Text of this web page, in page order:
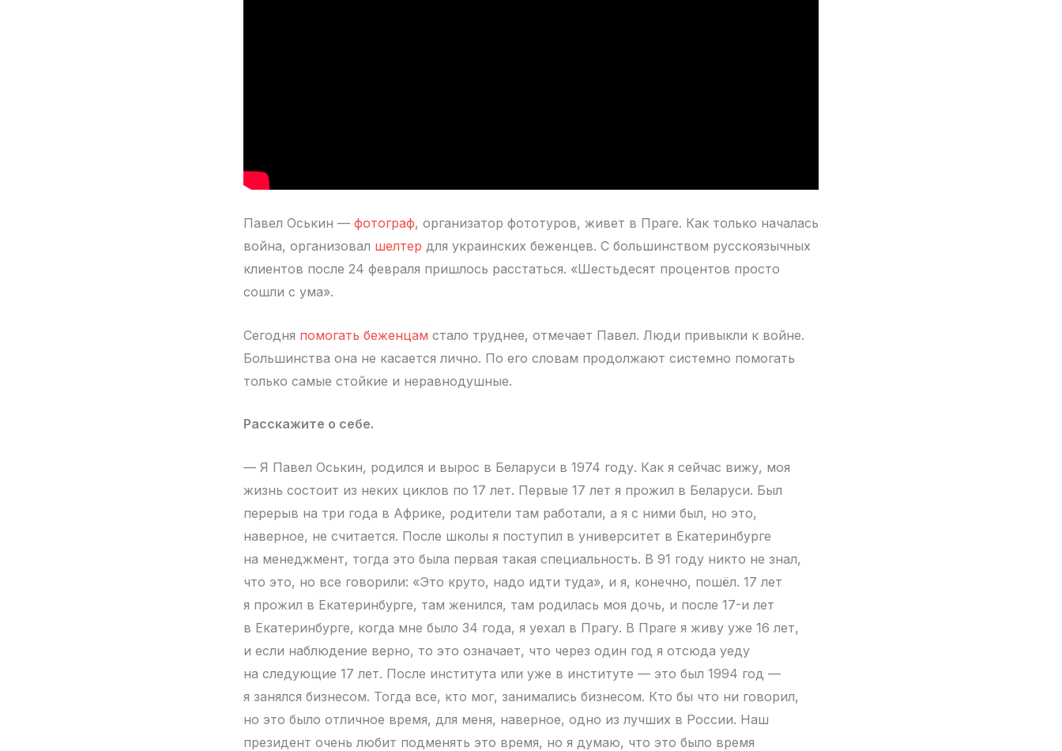
Павел Оськин — фотограф, организатор фототуров, живет в Праге. Как только началась
война, организовал шелтер для украинских беженцев. С большинством русскоязычных
клиентов после 24 февраля пришлось расстаться. «Шестьдесят процентов просто
сошли с ума».
Сегодня помогать беженцам стало труднее, отмечает Павел. Люди привыкли к войне.
Большинства она не касается лично. По его словам продолжают системно помогать
только самые стойкие и неравнодушные.
Расскажите о себе.
— Я Павел Оськин, родился и вырос в Беларуси в 1974 году. Как я сейчас вижу, моя
жизнь состоит из неких циклов по 17 лет. Первые 17 лет я прожил в Беларуси. Был
перерыв на три года в Африке, родители там работали, а я с ними был, но это,
наверное, не считается. После школы я поступил в университет в Екатеринбурге
на менеджмент, тогда это была первая такая специальность. В 91 году никто не знал,
что это, но все говорили: «Это круто, надо идти туда», и я, конечно, пошёл. 17 лет
я прожил в Екатеринбурге, там женился, там родилась моя дочь, и после 17-и лет
в Екатеринбурге, когда мне было 34 года, я уехал в Прагу. В Праге я живу уже 16 лет,
и если наблюдение верно, то это означает, что через один год я отсюда уеду
на следующие 17 лет. После института или уже в институте — это был 1994 год —
я занялся бизнесом. Тогда все, кто мог, занимались бизнесом. Кто бы что ни говорил,
но это было отличное время, для меня, наверное, одно из лучших в России. Наш
президент очень любит подменять это время, но я думаю, что это было время